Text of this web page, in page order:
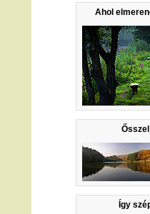
Ahol
Ősszel
Így